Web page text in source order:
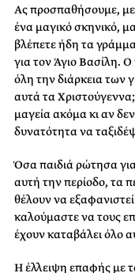
Ας προσπαθήσουμε, με
ένα μαγικό σκηνικό,
βλέπετε ήδη τα
για τον Άγιο Βασίλη.
όλη την διάρκεια των
αυτά τα
μαγεία ακόμα κι αν
δυνατότητα να
Όσα παιδιά ρώτησα
αυτή την περίοδο, τα
θέλουν να
καλούμαστε να τους
έχουν καταβάλει όλο
Η έλλειψη επαφής με